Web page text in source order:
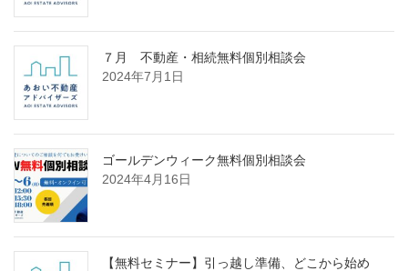
７月 不動産・相続無料個別相談会
2024年7月1日
ゴールデンウィーク無料個別相談会
2024年4月16日
【無料セミナー】引っ越し準備、どこから始め